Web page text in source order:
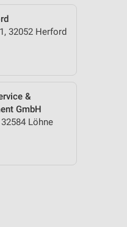
32052 Herford
&
GmbH
Löhne